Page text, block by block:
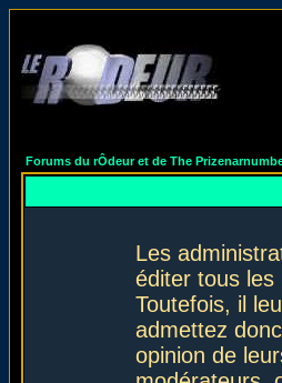
Forums du rÔdeur et de The
Les
éditer tous les
Toutefois, il
admettez
opinion de